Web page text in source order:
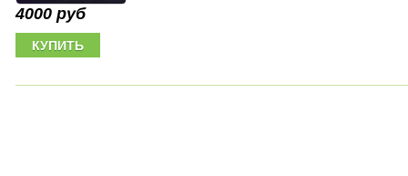
4000 руб